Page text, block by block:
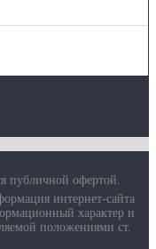
публичной офертой.
интернет-сайта
характер и
положениями ст.